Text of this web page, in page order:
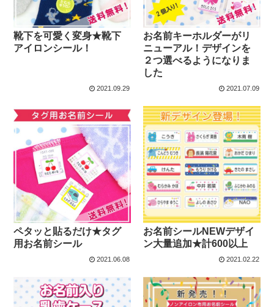
靴下を可愛く変身★靴下
アイロンシール！
2021.09.29
お名前キーホルダーがリ
ニューアル！デザインを
２つ選べるようになりま
した
2021.07.09
ペタッと貼るだけ★タグ
用お名前シール
2021.06.08
お名前シールNEWデザイ
ン大量追加★計600以上
2021.02.22